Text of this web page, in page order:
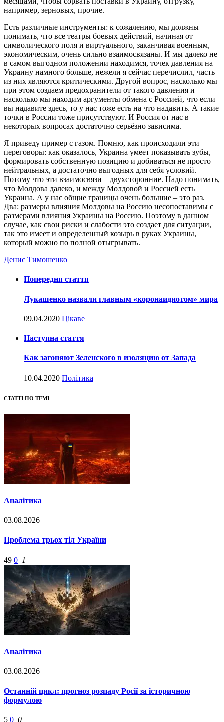
например, зерновых, прочие.
Есть различные инструменты: к сожалению, мы должны
понимать, что все театры боевых действий, начиная от
символического поля и виртуального, заканчивая военным,
экономическим, очень сильно взаимосвязаны. И мы далеко не
в самом выгодном положении находимся, точек давления на
Украину намного больше, нежели я сейчас перечислил, часть
из них являются критическими. Другой вопрос, насколько мы
при этом создаем предохранители от такого давления и
насколько мы находим аргументы обмена с Россией, что если
вы надавите здесь, то у нас тоже есть на что надавить. А такие
точки в России тоже присутствуют. И Россия от нас в
некоторых вопросах достаточно серьёзно зависима.
Я приведу пример с газом. Помню, как происходили эти
переговоры: как оказалось, Украина умеет показывать зубы,
формировать собственную позицию и добиваться не просто
нейтральных, а достаточно выгодных для себя условий.
Потому что эти взаимосвязи – двухсторонние. Надо понимать,
что Молдова далеко, и между Молдовой и Россией есть
Украина. А у нас общие границы очень большие – это раз.
Два: размеры влияния Молдовы на Россию несопоставимы с
размерами влияния Украины на Россию. Поэтому в данном
случае, как свои риски и слабости это создает для ситуации,
так это имеет и определенный козырь в руках Украины,
который можно по полной отыгрывать.
Денис Тимошенко
Попередня стаття
Лукашенко назвали главным «коронаидиотом» мира
09.04.2020 Цікаве
Наступна стаття
Как загоняют Зеленского в изоляцию от Запада
10.04.2020 Політика
СТАТТІ ПО ТЕМІ
Аналітика
03.08.2026
Проблема трьох тіл України
49 0 1
Аналітика
03.08.2026
Останній цикл: прогноз розпаду Росії за історичною
формулою
5 0 0